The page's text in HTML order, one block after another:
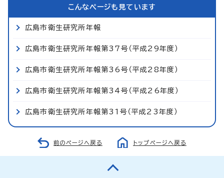
こんなページも見ています
広島市衛生研究所年報
広島市衛生研究所年報第37号（平成29年度）
広島市衛生研究所年報第36号（平成28年度）
広島市衛生研究所年報第34号（平成26年度）
広島市衛生研究所年報第31号（平成23年度）
前のページへ戻る トップページへ戻る